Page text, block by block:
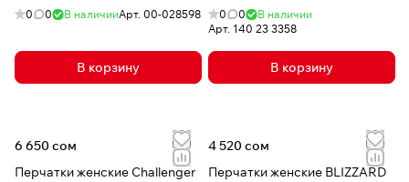
0 0 В наличииАрт. 00-028598
В корзину
0 0
В наличии
Арт. 140 23 3358
В корзину
6 650 сом
Перчатки женские Challenger
4 520 сом
Перчатки женские BLIZZARD